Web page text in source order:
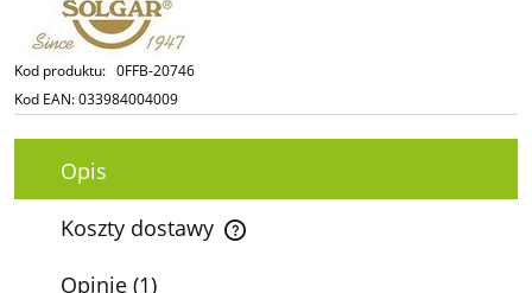
Kod produktu: 0FFB-20746
Kod EAN:033984004009
Opis
Koszty dostawy
Cena nie zawiera ewentualnych kosztów płatności
Opinie (1)